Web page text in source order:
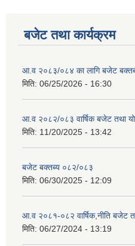
बजेट तथा कार्यक्रम
आ.व २०८३/०८४ का लागि बजेट
मिति: 06/25/2026 - 16:30
आ.व २०८२/०८३ वार्षिक बजेट तथा
मिति: 11/20/2025 - 13:42
बजेट बक्तब्य ०८२/०८३
मिति: 06/30/2025 - 12:09
आ.व २०८१-०८२ वार्षिक,नीति बजेट
मिति: 06/27/2024 - 13:19